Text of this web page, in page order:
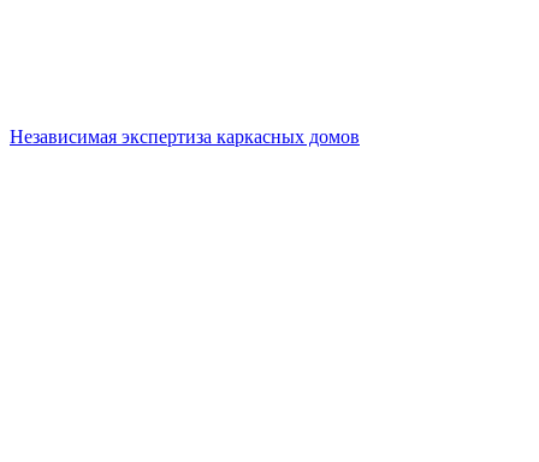
Независимая экспертиза каркасных домов